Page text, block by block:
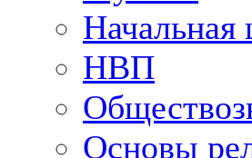
Начальная
НВП
Основы